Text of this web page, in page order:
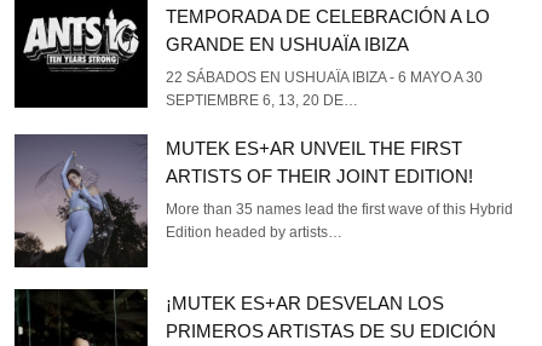
TEMPORADA DE CELEBRACIÓN A LO
GRANDE EN USHUAÏA IBIZA
22 SÁBADOS EN USHUAÏA IBIZA - 6 MAYO A 30
SEPTIEMBRE 6, 13, 20 DE…
MUTEK ES+AR UNVEIL THE FIRST
ARTISTS OF THEIR JOINT EDITION!
More than 35 names lead the first wave of this Hybrid
Edition headed by artists…
¡MUTEK ES+AR DESVELAN LOS
PRIMEROS ARTISTAS DE SU EDICIÓN